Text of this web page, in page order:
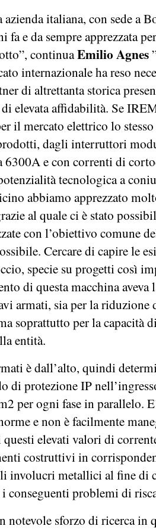
italiana, con sede a
fa e da sempre apprezzata
continuaEmilio Agnes
internazionale ha reso
di altrettanta storica
elevata affidabilità. Se
il mercato elettrico lo
dagli interruttori
6300A e con correnti di
tecnologica a
abbiamo apprezzato
al quale ci è stato
con l’obiettivo comune
Cercare di capire le
specie su progetti così
di questa macchina aveva
armati, sia per la riduzione
soprattutto per la capacità
entità.
è dall’alto, quindi
di protezione IP
per ogni fase in parallelo.
e non è facilmente
elevati valori di
costruttivi in
involucri metallici al fine di
conseguenti problemi di
notevole sforzo di ricerca in